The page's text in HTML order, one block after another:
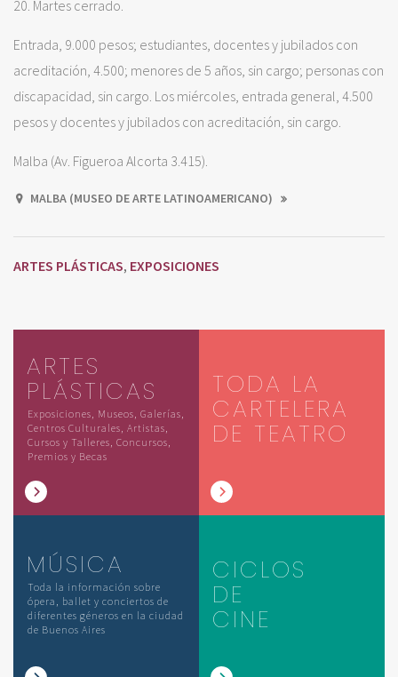
20. Martes cerrado.
Entrada, 9.000 pesos; estudiantes, docentes y jubilados con
acreditación, 4.500; menores de 5 años, sin cargo; personas con
discapacidad, sin cargo. Los miércoles, entrada general, 4.500
pesos y docentes y jubilados con acreditación, sin cargo.
Malba (Av. Figueroa Alcorta 3.415).
MALBA (MUSEO DE ARTE LATINOAMERICANO)
ARTES PLÁSTICAS, EXPOSICIONES
ARTES
PLÁSTICAS
Exposiciones, Museos, Galerías,
Centros Culturales, Artistas,
Cursos y Talleres, Concursos,
Premios y Becas
TODA LA
CARTELERA
DE TEATRO
MÚSICA
Toda la información sobre
ópera, ballet y conciertos de
diferentes géneros en la ciudad
de Buenos Aires
CICLOS
DE
CINE